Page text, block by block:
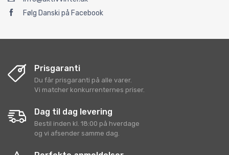
Følg Danski på Facebook
Prisgaranti
Du får prisgaranti på alle varer.
Vi matcher konkurrenternes priser.
Dag til dag levering
Bestil inden kl. 18:00 på hverdage
og vi afsender samme dag.